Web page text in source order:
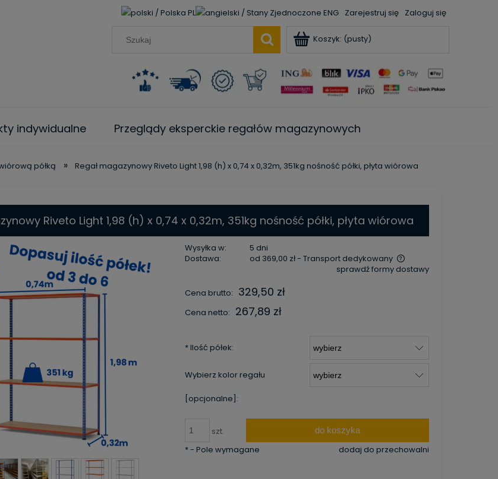
PL ENG Zarejestruj się Zaloguj się
Koszyk: (pusty)
indywidualne Przeglądy eksperckie regałów magazynowych
półką » Regał magazynowy Riveto Light 1,98 (h) x 0,74 x 0,32m, 351kg nośność półki, płyta wiórowa
Riveto Light 1,98 (h) x 0,74 x 0,32m, 351kg nośność półki, płyta wiórowa
Wysyłka w:
5 dni
Dostawa:
od 369,00 zł- Transport dedykowany
Cena nie zawiera ewentualnych
kosztów płatności
sprawdź formy dostawy
Cena brutto: 329,50 zł
Cena netto: 267,89 zł
*Ilość półek:
Wybierz kolor regału
[opcjonalne]:
szt. do koszyka
dodaj do przechowalni
*- Pole wymagane